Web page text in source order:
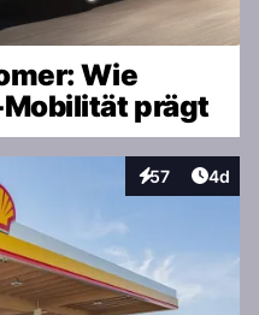
Wie
Mobilität prägt
57
Interaktionen
4d